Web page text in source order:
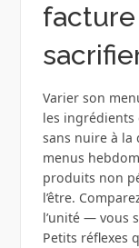
Varier son
les ingrédients
sans nuire à la
menus
produits non
l’être.
l’unité — vous
Petits réflexes